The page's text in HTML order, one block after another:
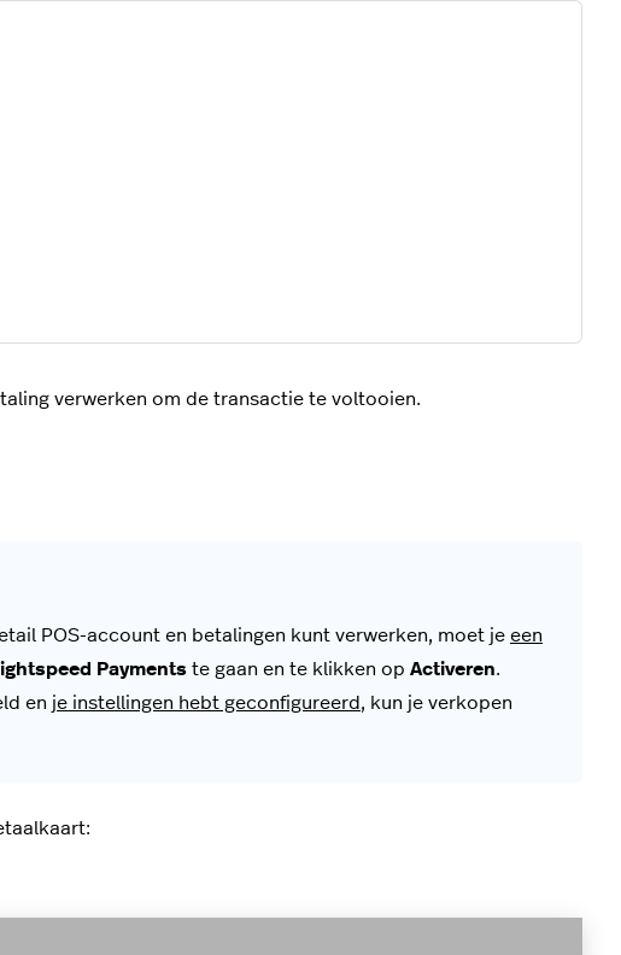
verwerken om de transactie te voltooien.
POS-account en betalingen kunt verwerken, moet je een
Payments te gaan en te klikken op Activeren.
en je instellingen hebt geconfigureerd , kun je verkopen